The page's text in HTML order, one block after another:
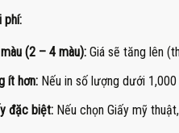
phí:
(2 – 4 màu): Giá sẽ tăng lên
ít hơn: Nếu in số lượng dưới
đặc biệt: Nếu chọn Giấy mỹ